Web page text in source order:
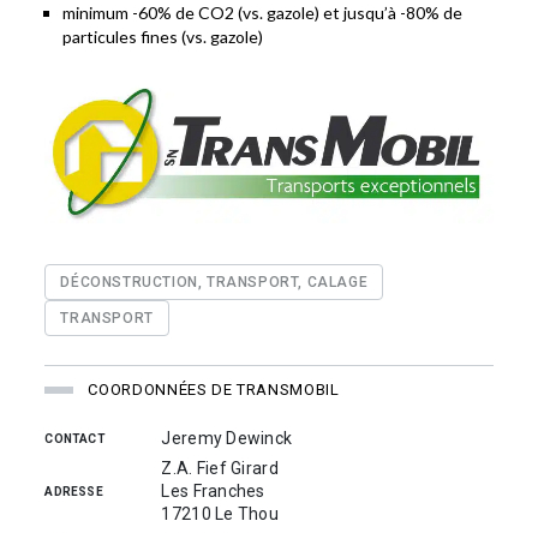
minimum -60% de CO2 (vs. gazole) et jusqu’à -80% de
particules fines (vs. gazole)
DÉCONSTRUCTION, TRANSPORT, CALAGE
TRANSPORT
COORDONNÉES DE TRANSMOBIL
CONTACT Jeremy Dewinck
ADRESSE
Z.A. Fief Girard
Les Franches
17210 Le Thou